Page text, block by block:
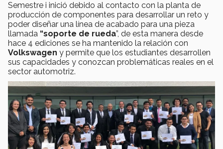
Semestre i inició debido al contacto con la planta de
producción de componentes para desarrollar un reto y
poder diseñar una línea de acabado para una pieza
llamada “soporte de rueda”, de esta manera desde
hace 4 ediciones se ha mantenido la relación con
Volkswagen y permite que los estudiantes desarrollen
sus capacidades y conozcan problemáticas reales en el
sector automotriz.